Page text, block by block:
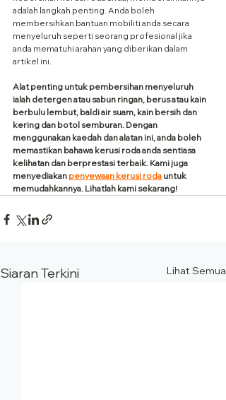
adalah langkah penting. Anda boleh
membersihkan bantuan mobiliti anda secara
menyeluruh seperti seorang profesional jika
anda mematuhi arahan yang diberikan dalam
artikel ini.
Alat penting untuk pembersihan menyeluruh
ialah detergen atau sabun ringan, berus atau kain
berbulu lembut, baldi air suam, kain bersih dan
kering dan botol semburan. Dengan
menggunakan kaedah dan alatan ini, anda boleh
memastikan bahawa kerusi roda anda sentiasa
kelihatan dan berprestasi terbaik. Kami juga
menyediakan penyewaan kerusi roda untuk
memudahkannya. Lihatlah kami sekarang!
Siaran Terkini Lihat Semua